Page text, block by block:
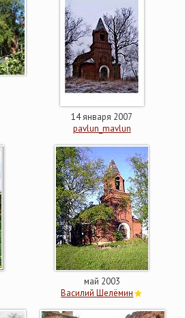
14 января 2007
pavlun_mavlun
май 2003
Василий Шелёмин